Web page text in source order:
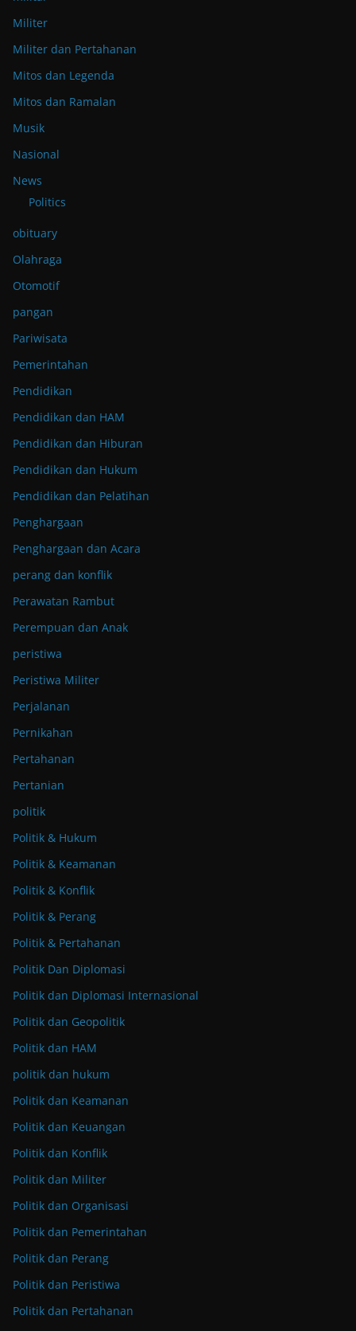
Militer
Militer dan Pertahanan
Mitos dan Legenda
Mitos dan Ramalan
Musik
Nasional
News
Politics
obituary
Olahraga
Otomotif
pangan
Pariwisata
Pemerintahan
Pendidikan
Pendidikan dan HAM
Pendidikan dan Hiburan
Pendidikan dan Hukum
Pendidikan dan Pelatihan
Penghargaan
Penghargaan dan Acara
perang dan konflik
Perawatan Rambut
Perempuan dan Anak
peristiwa
Peristiwa Militer
Perjalanan
Pernikahan
Pertahanan
Pertanian
politik
Politik & Hukum
Politik & Keamanan
Politik & Konflik
Politik & Perang
Politik & Pertahanan
Politik Dan Diplomasi
Politik dan Diplomasi Internasional
Politik dan Geopolitik
Politik dan HAM
politik dan hukum
Politik dan Keamanan
Politik dan Keuangan
Politik dan Konflik
Politik dan Militer
Politik dan Organisasi
Politik dan Pemerintahan
Politik dan Perang
Politik dan Peristiwa
Politik dan Pertahanan